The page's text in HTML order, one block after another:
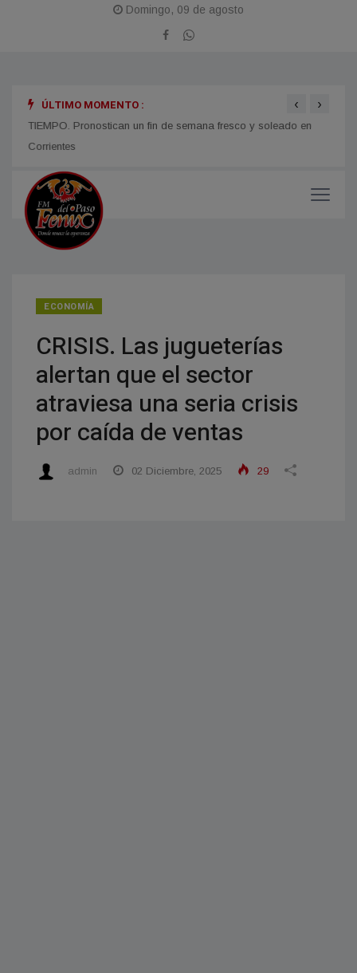
Domingo, 09 de agosto
ÚLTIMO MOMENTO :
TIEMPO. Pronostican un fin de semana fresco y soleado en
Corrientes
‹ ›
ECONOMÍA
CRISIS. Las jugueterías
alertan que el sector
atraviesa una seria crisis
por caída de ventas
admin 02 Diciembre, 2025 29